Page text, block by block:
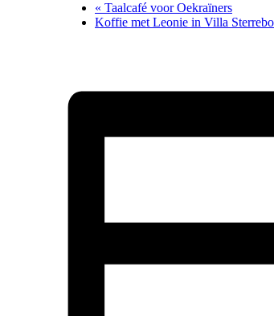
« Taalcafé voor Oekraïners
Koffie met Leonie in Villa